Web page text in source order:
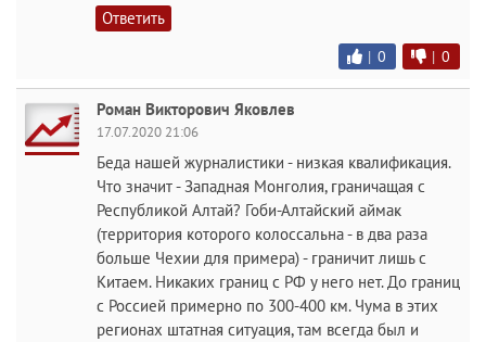
Ответить
| 0 | 0
Роман Викторович Яковлев
17.07.2020 21:06
Беда нашей журналистики - низкая квалификация.
Что значит - Западная Монголия, граничащая с
Республикой Алтай? Гоби-Алтайский аймак
(территория которого колоссальна - в два раза
больше Чехии для примера) - граничит лишь с
Китаем. Никаких границ с РФ у него нет. До границ
с Россией примерно по 300-400 км. Чума в этих
регионах штатная ситуация, там всегда был и